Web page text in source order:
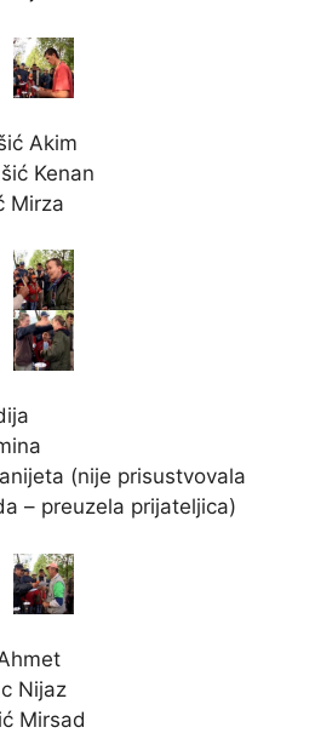
Akim
Kenan
Mirza
(nije prisustvovala
– preuzela prijateljica)
Nijaz
Mirsad